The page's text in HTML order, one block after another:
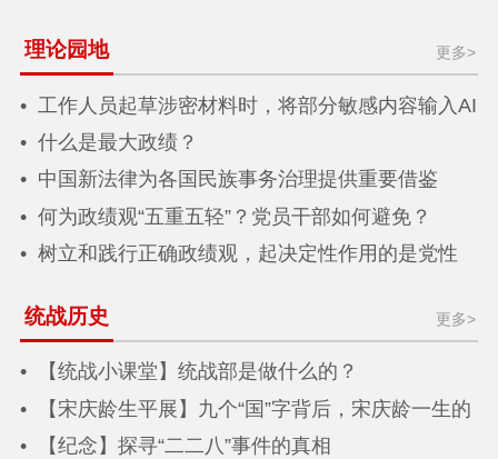
理论园地 更多>
工作人员起草涉密材料时，将部分敏感内容输入AI
写作工具辅助生成文稿，受到严肃处理
什么是最大政绩？
中国新法律为各国民族事务治理提供重要借鉴
何为政绩观“五重五轻”？党员干部如何避免？
树立和践行正确政绩观，起决定性作用的是党性
统战历史 更多>
【统战小课堂】统战部是做什么的？
【宋庆龄生平展】九个“国”字背后，宋庆龄一生的
选择【纪念】探寻“二二八”事件的真相